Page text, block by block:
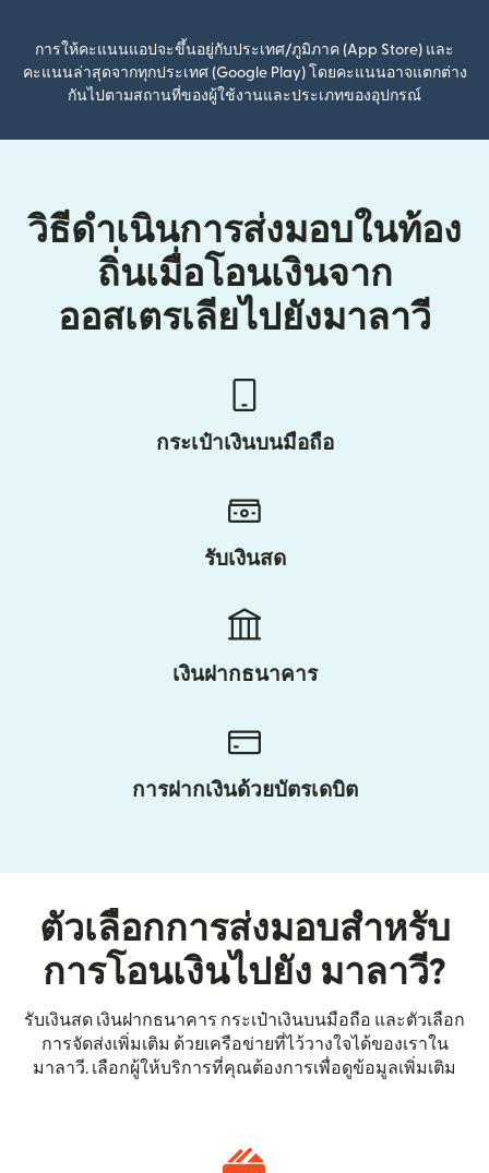
การให้คะแนนแอปจะขึ้นอยู่กับประเทศ/ภูมิภาค (App Store) และ
คะแนนล่าสุดจากทุกประเทศ (Google Play) โดยคะแนนอาจแตกต่าง
กันไปตามสถานที่ของผู้ใช้งานและประเภทของอุปกรณ์
วิธีดำเนินการส่งมอบในท้อง
ถิ่นเมื่อโอนเงินจาก
ออสเตรเลียไปยังมาลาวี
กระเป๋าเงินบนมือถือ
รับเงินสด
เงินฝากธนาคาร
การฝากเงินด้วยบัตรเดบิต
ตัวเลือกการส่งมอบสำหรับ
การโอนเงินไปยัง มาลาวี?
รับเงินสด เงินฝากธนาคาร กระเป๋าเงินบนมือถือ และตัวเลือก
การจัดส่งเพิ่มเติม ด้วยเครือข่ายที่ไว้วางใจได้ของเราใน
มาลาวี. เลือกผู้ให้บริการที่คุณต้องการเพื่อดูข้อมูลเพิ่มเติม